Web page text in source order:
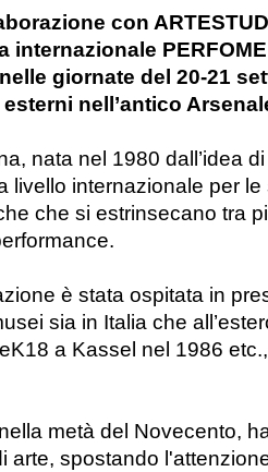
con
internazionale
giornate del 20-21
nell’antico
nata nel 1980 dall’idea
livello internazionale per le
che si estrinsecano tra
è stata ospitata in
sia in Italia che
a Kassel nel 1986
metà del Novecento,
arte, spostando